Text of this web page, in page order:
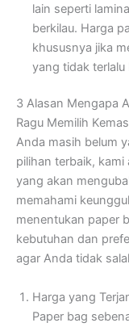
lain seperti
berkilau. Harga
khususnya jika
yang tidak terlalu
3 Alasan Mengapa
Ragu Memilih
Anda masih belum
pilihan terbaik, kami
yang akan
memahami
menentukan paper
kebutuhan dan
agar Anda tidak
Harga yang
Paper bag